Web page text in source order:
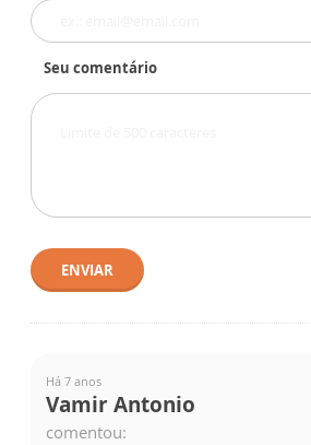
Seu comentário
ENVIAR
Há 7 anos
Vamir Antonio
comentou: